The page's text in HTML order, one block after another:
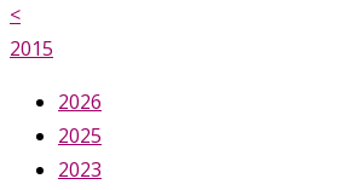
<
2015
2026
2025
2023